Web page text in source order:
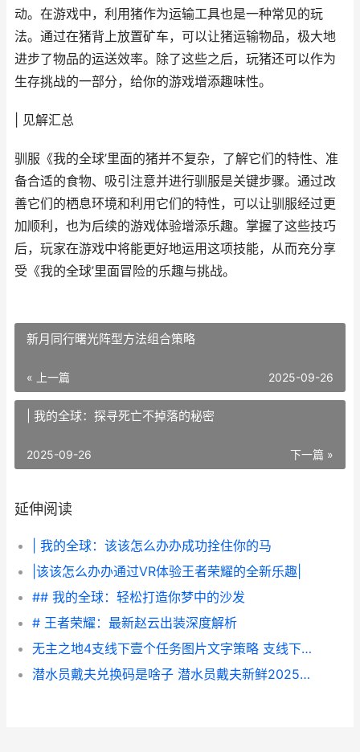
动。在游戏中，利用猪作为运输工具也是一种常见的玩
法。通过在猪背上放置矿车，可以让猪运输物品，极大地
进步了物品的运送效率。除了这些之后，玩猪还可以作为
生存挑战的一部分，给你的游戏增添趣味性。
| 见解汇总
驯服《我的全球’里面的猪并不复杂，了解它们的特性、准
备合适的食物、吸引注意并进行驯服是关键步骤。通过改
善它们的栖息环境和利用它们的特性，可以让驯服经过更
加顺利，也为后续的游戏体验增添乐趣。掌握了这些技巧
后，玩家在游戏中将能更好地运用这项技能，从而充分享
受《我的全球’里面冒险的乐趣与挑战。
新月同行曙光阵型方法组合策略
« 上一篇 2025-09-26
| 我的全球：探寻死亡不掉落的秘密
下一篇 »
2025-09-26
延伸阅读
| 我的全球：该该怎么办办成功拴住你的马
|该该怎么办办通过VR体验王者荣耀的全新乐趣|
## 我的全球：轻松打造你梦中的沙发
# 王者荣耀：最新赵云出装深度解析
无主之地4支线下壹个任务图片文字策略 支线下壹个任务如何做 无主之地4支线任务
潜水员戴夫兑换码是啥子 潜水员戴夫新鲜2025兑换码同享 潜水员戴夫兑换吗